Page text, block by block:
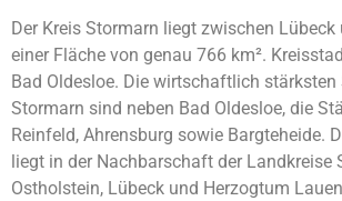
Der Kreis Stormarn liegt zwischen
einer Fläche von genau 766 km².
Bad Oldesloe. Die wirtschaftlich stärksten
Stormarn sind neben Bad Oldesloe, die
Reinfeld, Ahrensburg sowie Bargteheide.
liegt in der Nachbarschaft der Landkreise
Ostholstein, Lübeck und Herzogtum